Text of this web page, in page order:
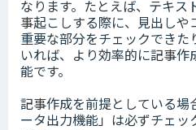
なります。たとえば、テキ
事起こしする際に、見出しや
重要な部分をチェックできた
いれば、より効率的に記事
能です。
記事作成を前提としている
ータ出力機能」は必ずチェッ